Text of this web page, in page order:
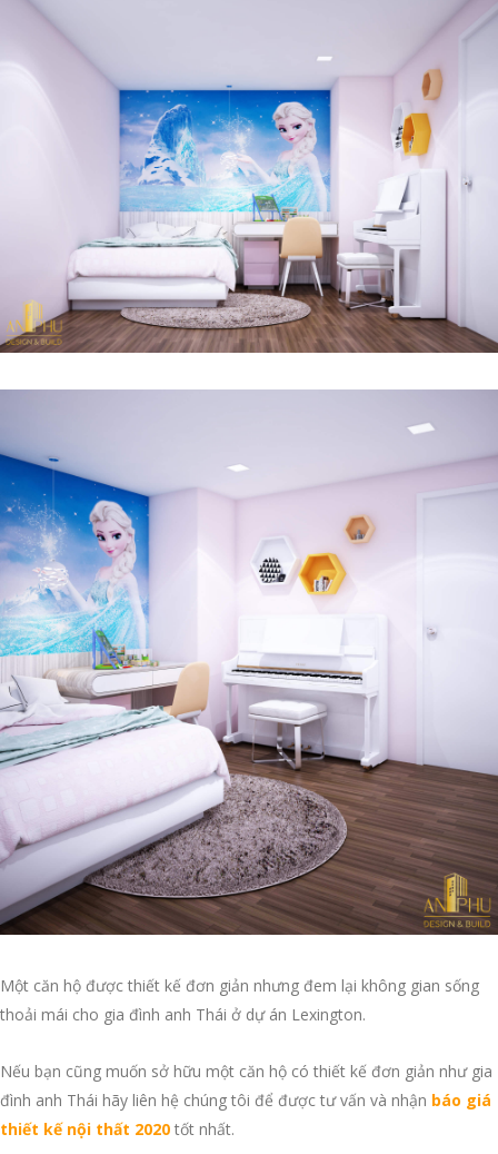
Một căn hộ được thiết kế đơn giản nhưng đem lại không gian sống
thoải mái cho gia đình anh Thái ở dự án Lexington.
Nếu bạn cũng muốn sở hữu một căn hộ có thiết kế đơn giản như gia
đình anh Thái hãy liên hệ chúng tôi để được tư vấn và nhận báo giá
thiết kế nội thất 2020 tốt nhất.